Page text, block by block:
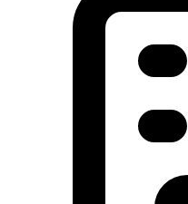
Noleggia mobili di
Tavoli, sedie, sgabelli,
decorazione e